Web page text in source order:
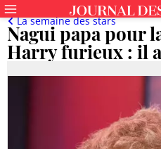
Nagui papa pour
Harry furieux : il
La semaine des stars